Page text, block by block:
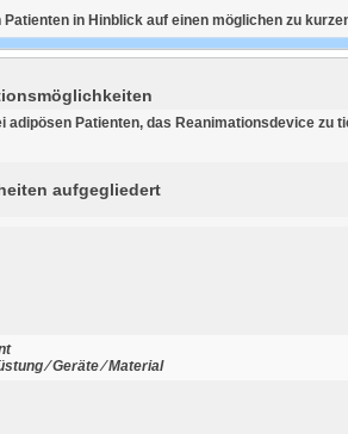
in Hinblick auf einen möglichen zu
adipösen Patienten, das Reanimationsdevice
aufgegliedert
⁄ Geräte ⁄ Material